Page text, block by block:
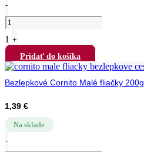
-
1 +
Pridať do košíka
Bezlepkové Cornito Malé fliačky 200g
1,39 €
Na sklade
-